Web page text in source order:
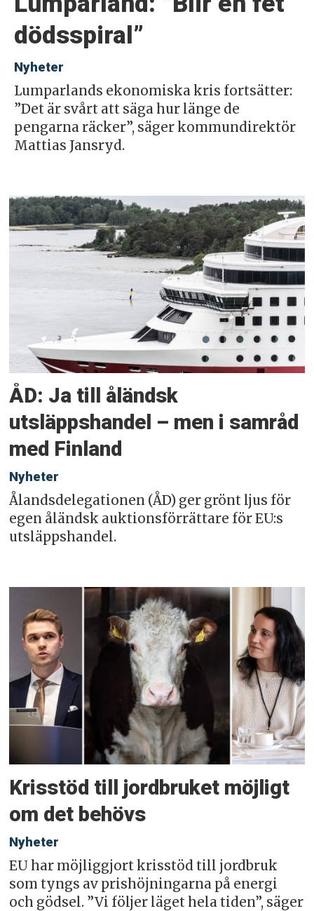
dödsspiral”
Nyheter
Lumparlands ekonomiska kris fortsätter:
”Det är svårt att säga hur länge de
pengarna räcker”, säger kommundirektör
Mattias Jansryd.
ÅD: Ja till åländsk
utsläppshandel – men i samråd
med Finland
Nyheter
Ålandsdelegationen (ÅD) ger grönt ljus för
egen åländsk auktionsförrättare för EU:s
utsläppshandel.
Krisstöd till jordbruket möjligt
om det behövs
Nyheter
EU har möjliggjort krisstöd till jordbruk
som tyngs av prishöjningarna på energi
och gödsel. ”Vi följer läget hela tiden”, säger